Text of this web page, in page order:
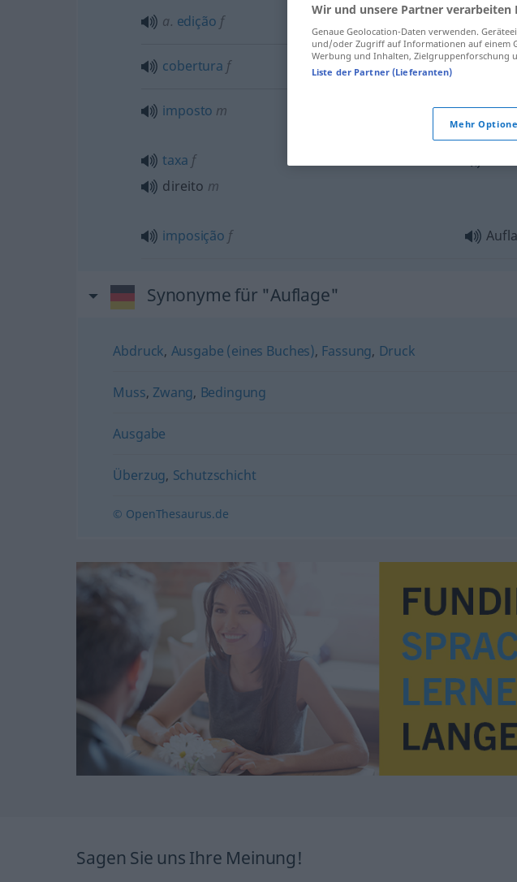
a. edição f
cobertura f
imposto m
taxa f
direito m
imposição f
Synonyme für "Auflage"
Abdruck, Ausgabe (eines Buches), Fassung, Druck
Muss, Zwang, Bedingung
Ausgabe
Überzug, Schutzschicht
© OpenThesaurus.de
Sagen Sie uns Ihre Meinung!
Wir und unsere Partner
Genaue Geolocation-Daten verwenden.
und/oder Zugriff auf Informationen auf einem
Werbung und Inhalten, Zielgruppenforschung
Liste der Partner (Lieferanten)
Mehr